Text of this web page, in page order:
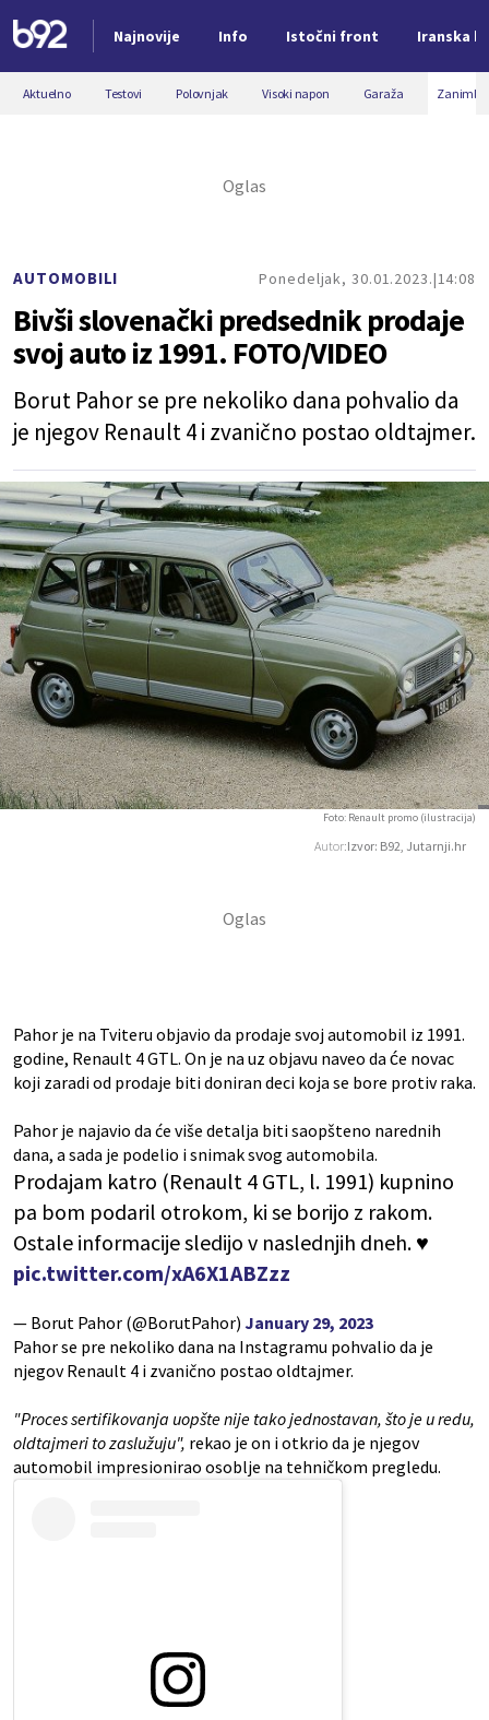
Najnovije Info Istočni front Iranska
Nova vest
Aktuelno Testovi Polovnjak Visoki napon Garaža
AUTOMOBILI Ponedeljak, 30.01.2023. 14:08
Bivši slovenački predsednik prodaje
svoj auto iz 1991. FOTO/VIDEO
Borut Pahor se pre nekoliko dana pohvalio da
je njegov Renault 4 i zvanično postao oldtajmer.
Autor:Izvor: B92, Jutarnji.hr
Foto: Renault promo (ilustracija)
Pahor je na Tviteru objavio da prodaje svoj automobil iz 1991.
godine, Renault 4 GTL. On je na uz objavu naveo da će novac
koji zaradi od prodaje biti doniran deci koja se bore protiv raka.
Pahor je najavio da će više detalja biti saopšteno narednih
dana, a sada je podelio i snimak svog automobila.
Prodajam katro (Renault 4 GTL, l. 1991) kupnino
pa bom podaril otrokom, ki se borijo z rakom.
Ostale informacije sledijo v naslednjih dneh. ♥️
pic.twitter.com/xA6X1ABZzz
— Borut Pahor (@BorutPahor) January 29, 2023
Pahor se pre nekoliko dana na Instagramu pohvalio da je
njegov Renault 4 i zvanično postao oldtajmer.
"Proces sertifikovanja uopšte nije tako jednostavan, što je u redu,
oldtajmeri ​​to zaslužuju", rekao je on i otkrio da je njegov
automobil impresionirao osoblje na tehničkom pregledu.